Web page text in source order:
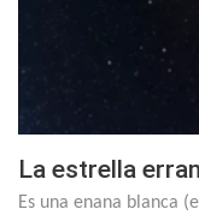
La estrella
Es una enana blanca